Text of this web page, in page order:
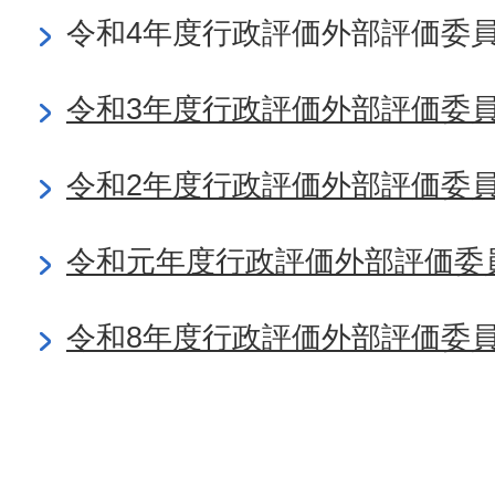
令和4年度行政評価外部評価委
令和3年度行政評価外部評価委
令和2年度行政評価外部評価委
令和元年度行政評価外部評価委
令和8年度行政評価外部評価委